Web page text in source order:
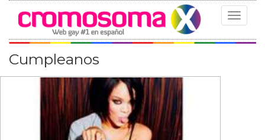
Toggle
Cumpleanos